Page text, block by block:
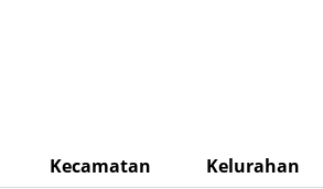
Kecamatan
Kelurahan